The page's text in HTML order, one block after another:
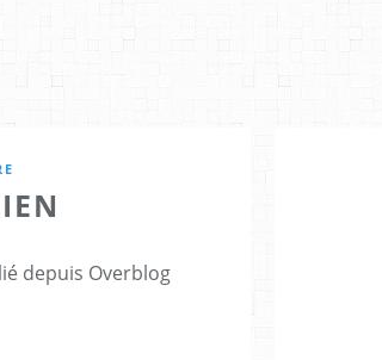
depuis Overblog